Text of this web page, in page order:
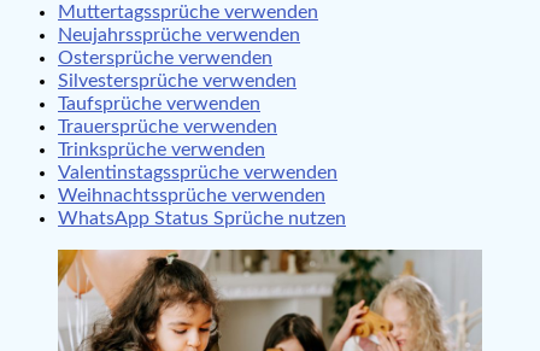
Muttertagssprüche verwenden
Neujahrssprüche verwenden
Ostersprüche verwenden
Silvestersprüche verwenden
Taufsprüche verwenden
Trauersprüche verwenden
Trinksprüche verwenden
Valentinstagssprüche verwenden
Weihnachtssprüche verwenden
WhatsApp Status Sprüche nutzen